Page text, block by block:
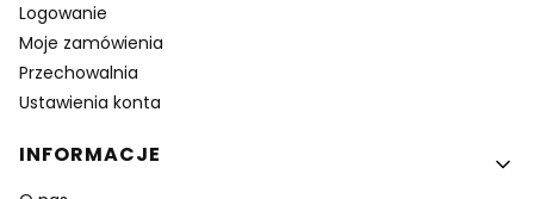
Logowanie
Moje zamówienia
Przechowalnia
Ustawienia konta
INFORMACJE